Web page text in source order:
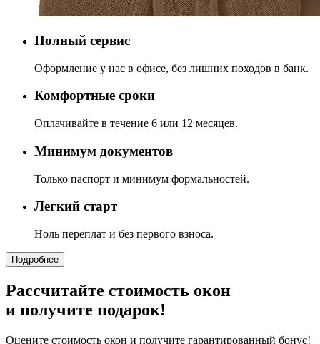
Полный сервис
Оформление у нас в офисе, без лишних походов в банк.
Комфортные сроки
Оплачивайте в течение 6 или 12 месяцев.
Минимум документов
Только паспорт и минимум формальностей.
Легкий старт
Ноль переплат и без первого взноса.
Подробнее
Рассчитайте стоимость окон
и получите подарок!
Оцените стоимость окон и получите гарантированный бонус!